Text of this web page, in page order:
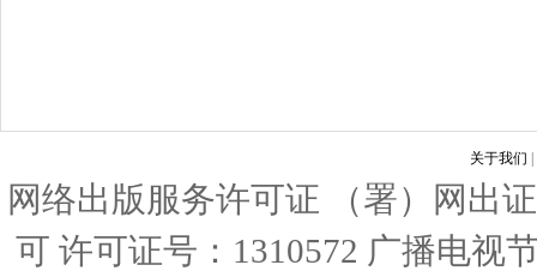
关于我们
网络出版服务许可证 （署）网出
可 许可证号：1310572 广播电视